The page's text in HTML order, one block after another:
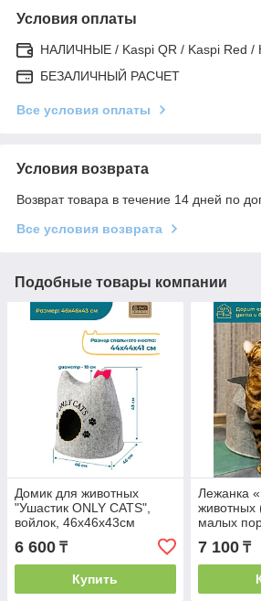
Условия оплаты
НАЛИЧНЫЕ / Kaspi QR / Kaspi Red /
БЕЗАЛИЧНЫЙ РАСЧЕТ
Все условия оплаты
Условия возврата
Возврат товара в течение 14 дней по
Все условия возврата
Подобные товары компании
Домик для животных
"Ушастик ONLY CATS",
войлок, 46х46х43см
6 600 ₸
Купить
Лежанка
животных
малых
7 100₸